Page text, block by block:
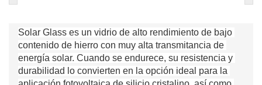
Solar Glass es un vidrio de alto rendimiento de bajo
contenido de hierro con muy alta transmitancia de
energía solar. Cuando se endurece, su resistencia y
durabilidad lo convierten en la opción ideal para la